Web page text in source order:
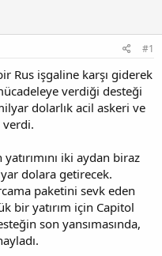
#1
Rus işgaline karşı giderek
verdiği desteği
dolarlık acil askeri ve
verdi.
iki aydan biraz
dolara getirecek.
paketini sevk eden
bir yatırım için Capitol
son yansımasında,